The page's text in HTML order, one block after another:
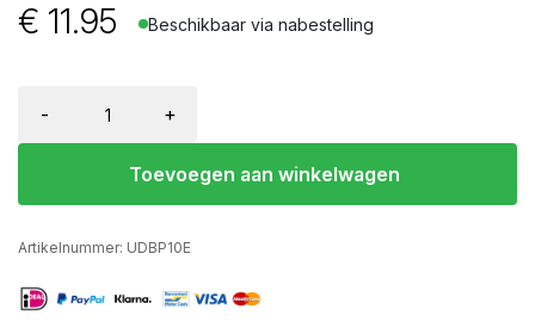
€ 11.95 Beschikbaar via nabestelling
- +
Toevoegen aan winkelwagen
Artikelnummer: UDBP10E